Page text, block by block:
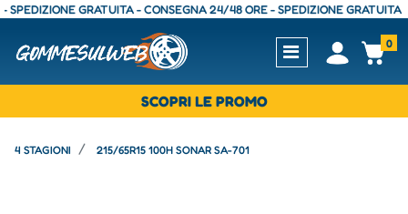
GRATUITA - CONSEGNA 24/48 ORE - SPEDIZIONE GRATUITA -
Open0
SCOPRI LE PROMO
4 STAGIONI 215/65R15 100H SONAR SA-701